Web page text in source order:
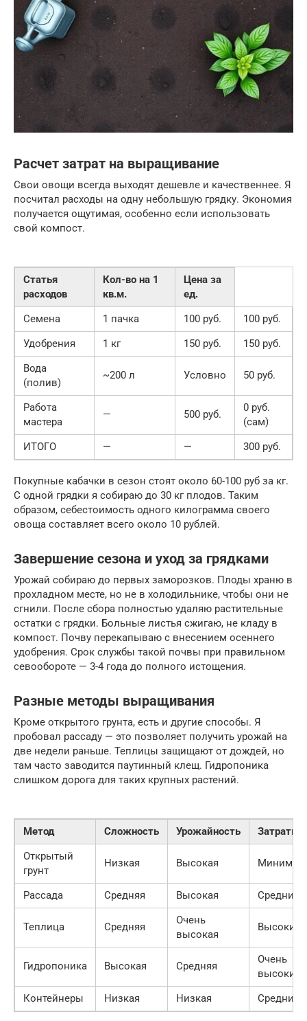
Расчет затрат на выращивание
Свои овощи всегда выходят дешевле и качественнее. Я
посчитал расходы на одну небольшую грядку. Экономия
получается ощутимая, особенно если использовать
свой компост.
Статья
расходов
Кол-во на 1
кв.м.
Цена за
ед.
Семена
1 пачка 100 руб.
100 руб.
Удобрения
1 кг 150 руб.
150 руб.
Вода
(полив)
~200 л Условно 50 руб.
Работа
мастера
— 500 руб.
0 руб.
(сам)
ИТОГО
— — 300 руб.
Покупные кабачки в сезон стоят около 60-100 руб за кг.
С одной грядки я собираю до 30 кг плодов. Таким
образом, себестоимость одного килограмма своего
овоща составляет всего около 10 рублей.
Завершение сезона и уход за грядками
Урожай собираю до первых заморозков. Плоды храню в
прохладном месте, но не в холодильнике, чтобы они не
сгнили. После сбора полностью удаляю растительные
остатки с грядки. Больные листья сжигаю, не кладу в
компост. Почву перекапываю с внесением осеннего
удобрения. Срок службы такой почвы при правильном
севообороте — 3-4 года до полного истощения.
Разные методы выращивания
Кроме открытого грунта, есть и другие способы. Я
пробовал рассаду — это позволяет получить урожай на
две недели раньше. Теплицы защищают от дождей, но
там часто заводится паутинный клещ. Гидропоника
слишком дорога для таких крупных растений.
Метод Сложность Урожайность
Затраты
Открытый
грунт
Низкая Высокая
Рассада Средняя Высокая Средние
Теплица Средняя
Очень
высокая
Высокие
Гидропоника Высокая Средняя
Очень
высокие
Контейнеры
Низкая Низкая Средние